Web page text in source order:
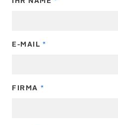
E-MAIL
FIRMA